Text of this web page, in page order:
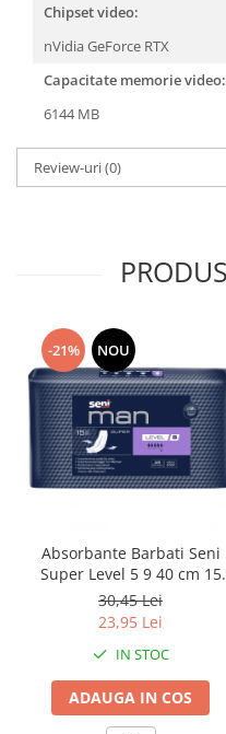
Chipset video:
nVidia GeForce RTX
Capacitate memorie video:
6144 MB
Review-uri(0)
-21% NOU
Absorbante Barbati Seni
Super Level 5 9 40 cm 15
Bucati
30,45 Lei
23,95 Lei
IN STOC
ADAUGA IN COS